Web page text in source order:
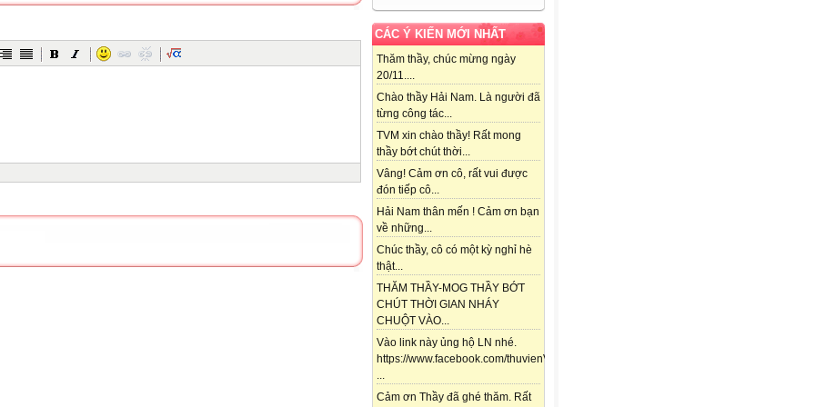
CÁC Ý KIẾN MỚI NHẤT
Thăm thầy, chúc mừng ngày
20/11....
Chào thầy Hải Nam. Là người đã
từng công tác...
TVM xin chào thầy! Rất mong
thầy bớt chút thời...
Vâng! Cảm ơn cô, rất vui được
đón tiếp cô...
Hải Nam thân mến ! Cảm ơn bạn
về những...
Chúc thầy, cô có một kỳ nghỉ hè
thật...
THĂM THẦY-MOG THẦY BỚT
CHÚT THỜI GIAN NHÁY
CHUỘT VÀO...
Vào link này ủng hộ LN nhé.
https://www.facebook.com/thuvienViolet.vn/posts/118357841688292
...
Cảm ơn Thầy đã ghé thăm. Rất
quốc dân (sau đây gọi chung là hiệu trưởng).
quy định Chuẩn hiệu trưởng
và từ đó xây dựng kế hoạch học tập, rèn luyện, tự hoàn thiện
đạo, quản lý nhà trường.
quản lý giáo dục đánh giá, xếp loại hiệu trưởng phục vụ công tác sử
đào tạo, bồi dưỡng và đề xuất, thực hiện chế độ, chính sách đối